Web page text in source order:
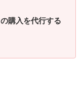
購入を代行する